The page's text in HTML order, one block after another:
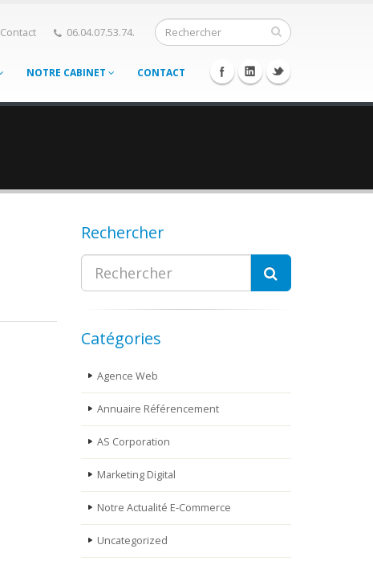
Contact 06.04.07.53.74.
NOTRE CABINET CONTACT
Rechercher
Catégories
Agence Web
Annuaire Référencement
AS Corporation
Marketing Digital
Notre Actualité E-Commerce
Uncategorized